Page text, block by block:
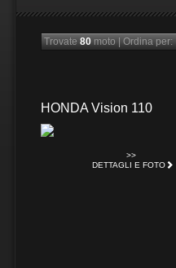
Trovate80moto|Ordina per:
HONDA Vision 110
>>
DETTAGLI E FOTO